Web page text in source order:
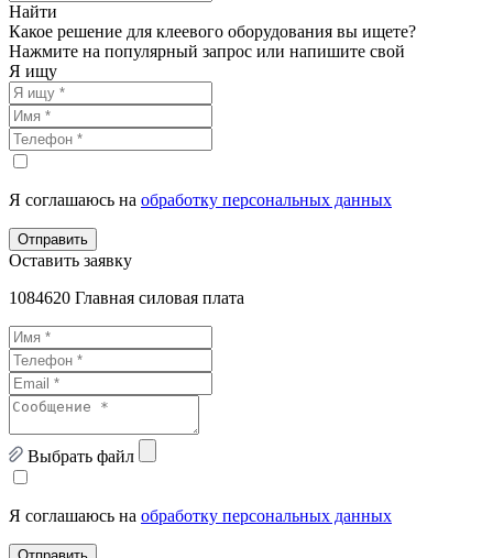
Найти
Какое решение для клеевого оборудования вы ищете?
Нажмите на популярный запрос или напишите свой
Я ищу
Я соглашаюсь на обработку персональных данных
Отправить
Оставить заявку
1084620 Главная силовая плата
Выбрать файл
Я соглашаюсь на обработку персональных данных